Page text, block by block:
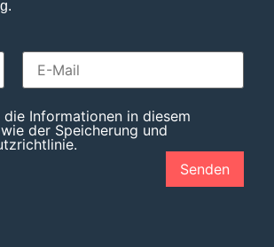
Informationen in diesem
der Speicherung und